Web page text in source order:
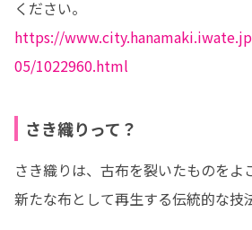
https://
05/1022960.html
さき織りって？
さき織りは、古布を裂いたものをよ
新たな布として再生する伝統的な技